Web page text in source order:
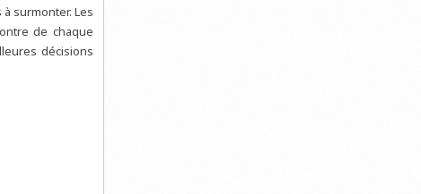
surmonter. Les
de chaque
décisions